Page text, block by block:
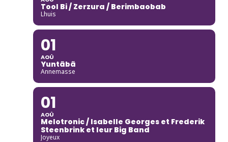
Tool Bi / Zerzura / Berimbaobab
Lhuis
01
AOÛ
Yuntãbã
Annemasse
01
AOÛ
Melotronic / Isabelle Georges et Frederik
Steenbrink et leur Big Band
Joyeux